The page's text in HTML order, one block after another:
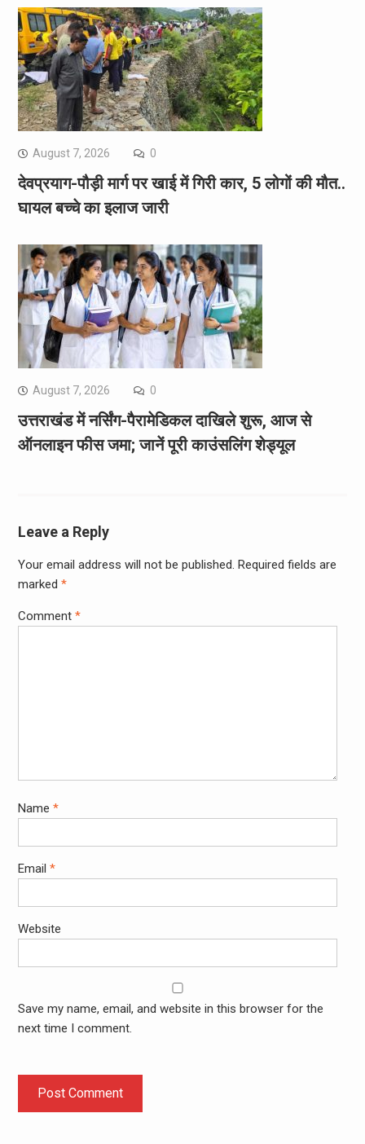
August 7, 2026 0
देवप्रयाग-पौड़ी मार्ग पर खाई में गिरी कार, 5 लोगों की मौत..
घायल बच्चे का इलाज जारी
August 7, 2026 0
उत्तराखंड में नर्सिंग-पैरामेडिकल दाखिले शुरू, आज से
ऑनलाइन फीस जमा; जानें पूरी काउंसलिंग शेड्यूल
Leave a Reply
Your email address will not be published. Required fields are
marked *
Comment *
Name *
Email *
Website
Save my name, email, and website in this browser for the
next time I comment.